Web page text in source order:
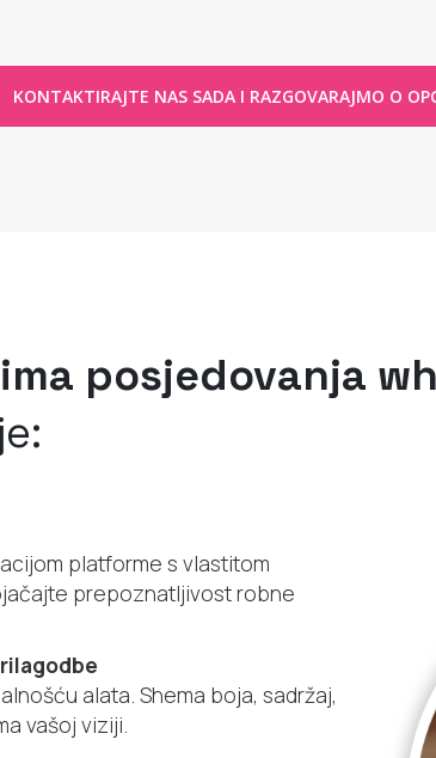
KONTAKTIRAJTE NAS SADA I RAZGOVARAJMO O
posjedovanja
platforme s vlastitom
prepoznatljivost robne
alata. Shema boja, sadržaj,
vašoj viziji.